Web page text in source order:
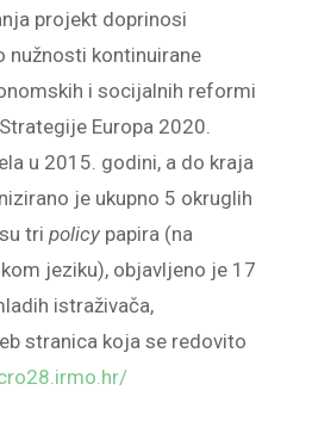
projekt doprinosi
nužnosti kontinuirane
i socijalnih reformi
Europa 2020.
u 2015. godini, a do kraja
je ukupno 5 okruglih
tri policypapira (na
jeziku), objavljeno je 17
istraživača,
stranica koja se redovito